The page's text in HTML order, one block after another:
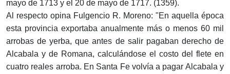
mayo de 1713 y el 20 de mayo de 1717. (1359).
Al respecto opina Fulgencio R. Moreno: "En aquella época
esta provincia exportaba anualmente más o menos 60 mil
arrobas de yerba, que antes de salir pagaban derecho de
Alcabala y de Romana, calculándose el costo del flete en
cuatro reales arroba. En Santa Fe volvía a pagar Alcabala y